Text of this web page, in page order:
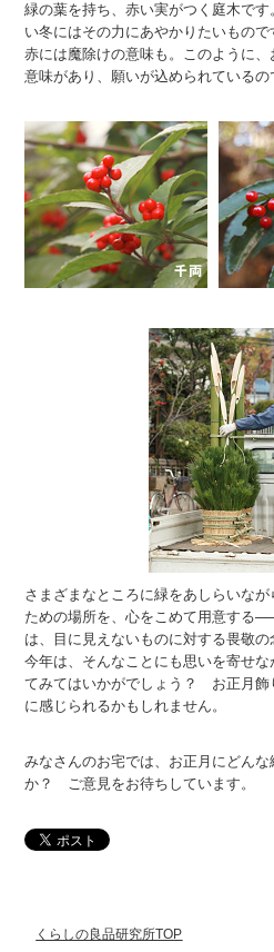
緑の葉を持ち、赤い実がつく庭木で
い冬にはその力にあやかりたいもの
赤には魔除けの意味も。このように
意味があり、願いが込められているの
さまざまなところに緑をあしらいな
ための場所を、心をこめて用意する
は、目に見えないものに対する畏敬の
今年は、そんなことにも思いを寄せ
てみてはいかがでしょう？ お正月飾
に感じられるかもしれません。
みなさんのお宅では、お正月にどん
か？ ご意見をお待ちしています。
くらしの良品研究所TOP